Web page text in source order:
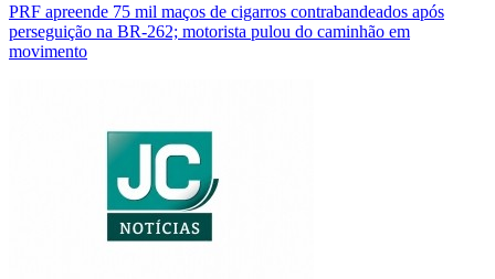
PRF apreende 75 mil maços de cigarros contrabandeados após
perseguição na BR-262; motorista pulou do caminhão em
movimento